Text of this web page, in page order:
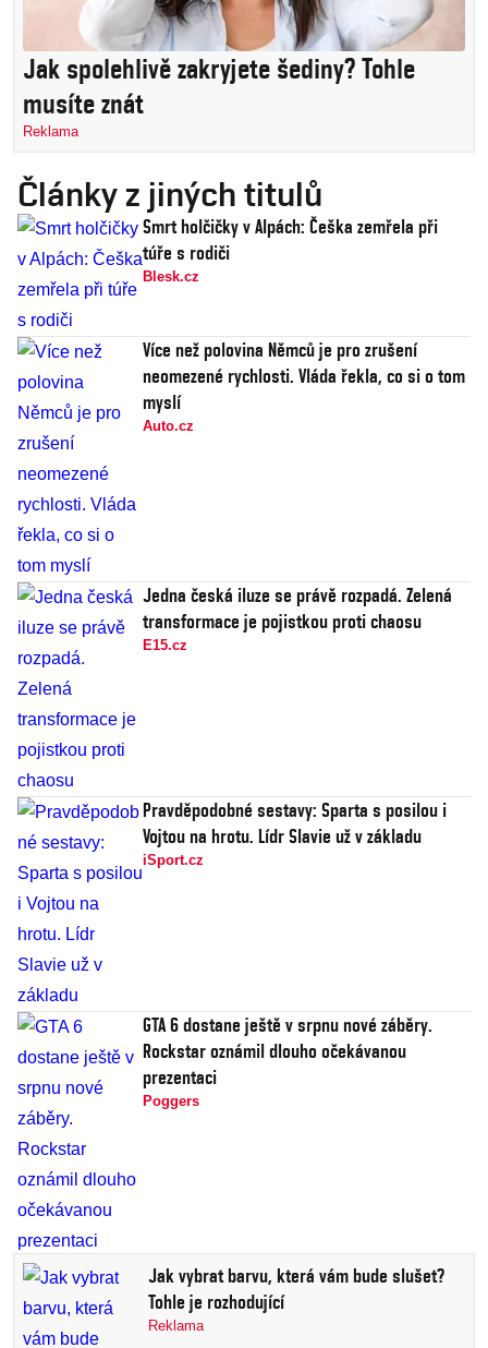
Jak spolehlivě zakryjete šediny? Tohle
musíte znát
Reklama
Články z jiných titulů
Smrt holčičky v Alpách: Češka zemřela při
túře s rodiči
Blesk.cz
Více než polovina Němců je pro zrušení
neomezené rychlosti. Vláda řekla, co si o tom
myslí
Auto.cz
Jedna česká iluze se právě rozpadá. Zelená
transformace je pojistkou proti chaosu
E15.cz
Pravděpodobné sestavy: Sparta s posilou i
Vojtou na hrotu. Lídr Slavie už v základu
iSport.cz
GTA 6 dostane ještě v srpnu nové záběry.
Rockstar oznámil dlouho očekávanou
prezentaci
Poggers
Jak vybrat barvu, která vám bude slušet?
Tohle je rozhodující
Reklama